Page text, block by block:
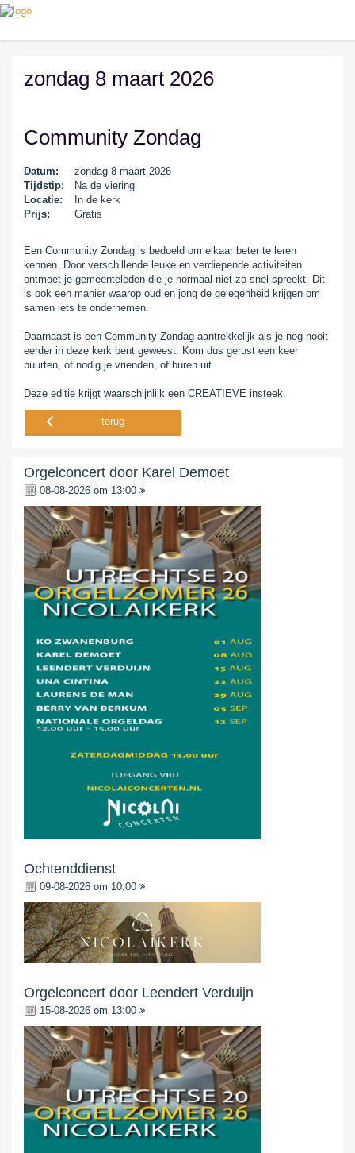
zondag 8 maart 2026
Community Zondag
Datum:
zondag 8 maart 2026
Tijdstip:
Na de viering
Locatie:
In de kerk
Prijs:
Gratis
Een Community Zondag is bedoeld om elkaar beter te leren
kennen. Door verschillende leuke en verdiepende activiteiten
ontmoet je gemeenteleden die je normaal niet zo snel spreekt. Dit
is ook een manier waarop oud en jong de gelegenheid krijgen om
samen iets te ondernemen.
Daarnaast is een Community Zondag aantrekkelijk als je nog nooit
eerder in deze kerk bent geweest. Kom dus gerust een keer
buurten, of nodig je vrienden, of buren uit.
Deze editie krijgt waarschijnlijk een CREATIEVE insteek.
terug
Orgelconcert door Karel Demoet
08-08-2026 om 13:00
Ochtenddienst
09-08-2026 om 10:00
Orgelconcert door Leendert Verduijn
15-08-2026 om 13:00